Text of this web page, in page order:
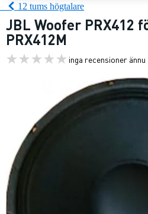
12 tums högtalare
JBL Woofer PRX412
PRX412M
inga recensioner ännu